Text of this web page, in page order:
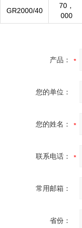
GR2000/40
70，
000
产品：
您的单位：
您的姓名：
联系电话：
常用邮箱：
省份：